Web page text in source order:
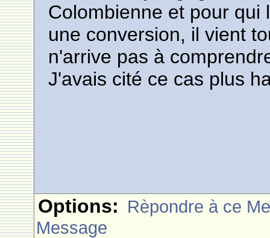
Colombienne et pour qui
une conversion, il vient
n'arrive pas à
J'avais cité ce cas plus
Options: Rèpondre à ce
Message